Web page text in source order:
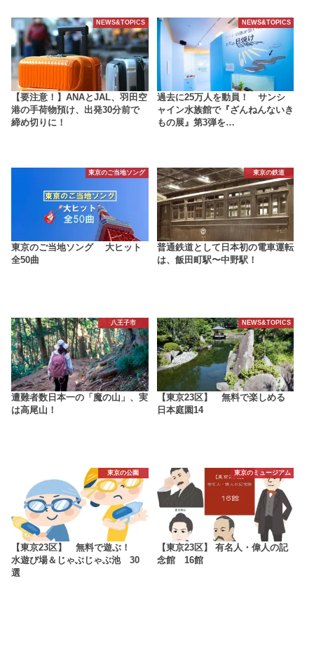
NEWS&TOPICS
【要注意！】ANAとJAL、羽田空
港の手荷物預け、出発30分前で
締め切りに！
NEWS&TOPICS
過去に25万人を動員！ サンシ
ャイン水族館で『ざんねんないき
もの展』第3弾を…
東京のご当地ソング
東京のご当地ソング 大ヒット
全50曲
東京の鉄道
普通鉄道として日本初の電車運転
は、飯田町駅〜中野駅！
八王子市
遭難者数日本一の「魔の山」、実
は高尾山！
NEWS&TOPICS
【東京23区】 無料で楽しめる
日本庭園14
東京の公園
【東京23区】 無料で遊ぶ！
水遊び場＆じゃぶじゃぶ池 30
選
東京のミュージアム
【東京23区】 有名人・偉人の記
念館 16館